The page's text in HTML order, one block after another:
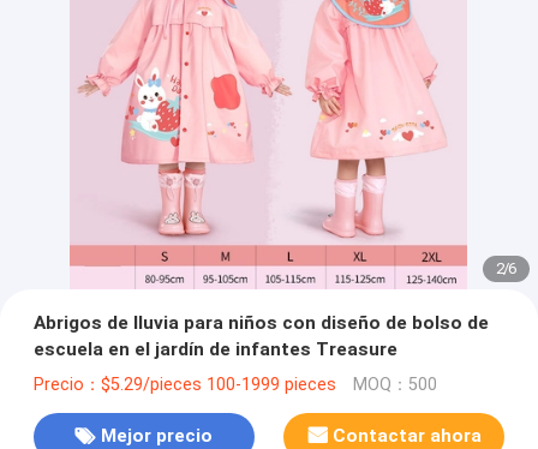
2/6
Abrigos de lluvia para niños con diseño de bolso de
escuela en el jardín de infantes Treasure
Precio：$5.29/pieces 100-1999 pieces MOQ：500
Mejor precio Contactar ahora